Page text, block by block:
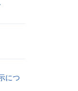
につ